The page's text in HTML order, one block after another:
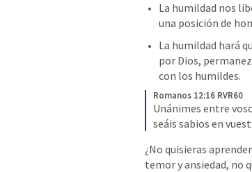
La humildad nos
una posición de
La humildad hará
por Dios,
con los humildes.
Romanos 12:16 RVR60
Unánimes entre
seáis sabios en
¿No quisieras
temor y ansiedad, no